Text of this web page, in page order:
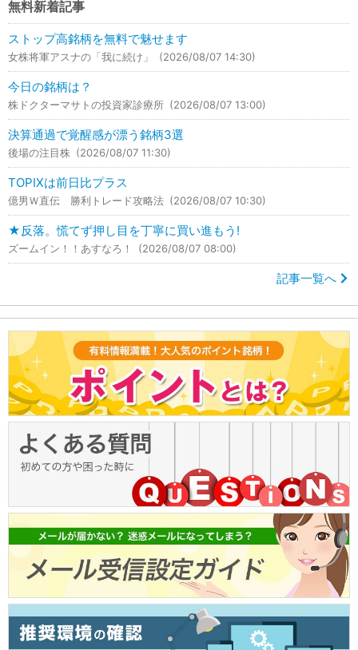
無料新着記事
ストップ高銘柄を無料で魅せます
女株将軍アスナの「我に続け」 (2026/08/07 14:30)
今日の銘柄は？
株ドクターマサトの投資家診療所 (2026/08/07 13:00)
決算通過で覚醒感が漂う銘柄3選
後場の注目株 (2026/08/07 11:30)
TOPIXは前日比プラス
億男Ｗ直伝 勝利トレード攻略法 (2026/08/07 10:30)
★反落。慌てず押し目を丁寧に買い進もう!
ズームイン！！あすなろ！ (2026/08/07 08:00)
記事一覧へ